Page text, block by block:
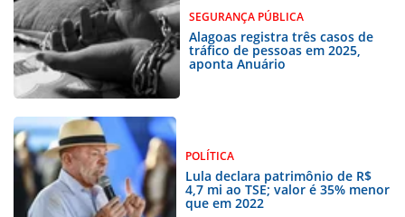
SEGURANÇA PÚBLICA
Alagoas registra três casos de
tráfico de pessoas em 2025,
aponta Anuário
POLÍTICA
Lula declara patrimônio de R$
4,7 mi ao TSE; valor é 35% menor
que em 2022